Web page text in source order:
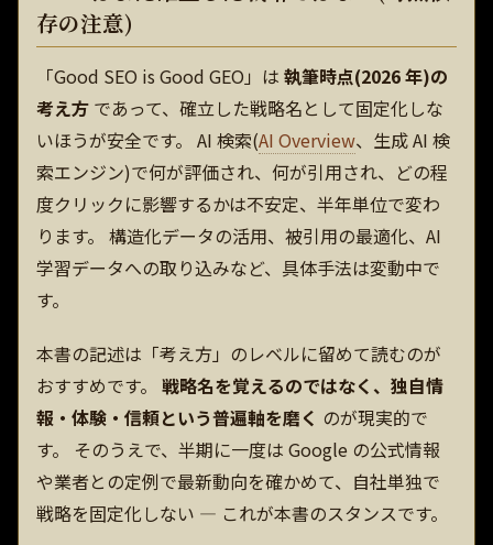
存の注意)
「Good SEO is Good GEO」は 執筆時点(2026 年)の
考え方 であって、確立した戦略名として固定化しな
いほうが安全です。 AI 検索(AI Overview、生成 AI 検
索エンジン)で何が評価され、何が引用され、どの程
度クリックに影響するかは不安定、半年単位で変わ
ります。 構造化データの活用、被引用の最適化、AI
学習データへの取り込みなど、具体手法は変動中で
す。
本書の記述は「考え方」のレベルに留めて読むのが
おすすめです。 戦略名を覚えるのではなく、独自情
報・体験・信頼という普遍軸を磨く のが現実的で
す。 そのうえで、半期に一度は Google の公式情報
や業者との定例で最新動向を確かめて、自社単独で
戦略を固定化しない — これが本書のスタンスです。